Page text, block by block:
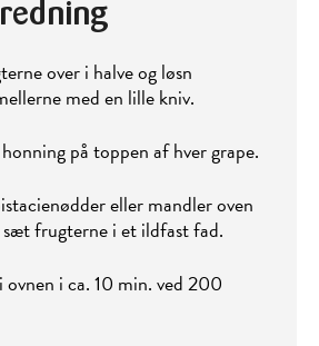
over i halve og løsn
med en lille kniv.
på toppen af hver grape.
eller mandler oven
sæt frugterne i et ildfast fad.
i ca. 10 min. ved 200